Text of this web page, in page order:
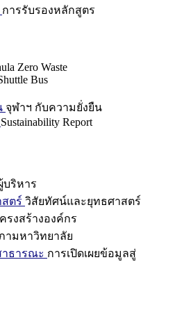
การรับรองหลักสูตร
Zero Waste
Bus
จุฬาฯ กับความยั่งยืน
Sustainability Report
ริหาร
ตร์ วิสัยทัศน์และยุทธศาสตร์
รงสร้างองค์กร
ามหาวิทยาลัย
าธารณะ การเปิดเผยข้อมูลสู่